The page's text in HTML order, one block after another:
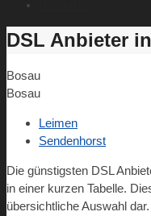
DSL Anbieter
Bosau
Bosau
Leimen
Sendenhorst
Die günstigsten DSL
in einer kurzen Tabelle.
übersichtliche Auswahl